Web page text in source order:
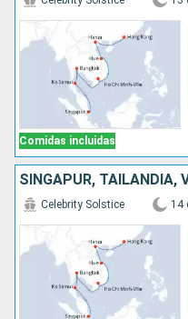
Comidas incluidas
SINGAPUR, TAILANDIA,
Celebrity Solstice 14